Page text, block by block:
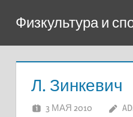
содержимому
Физкультура и
Л. Зинкевич
3 МАЯ 2010